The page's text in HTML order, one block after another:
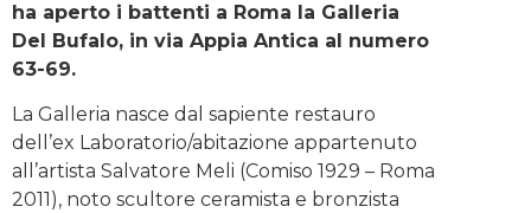
ha aperto i battenti a Roma la Galleria
Del Bufalo, in via Appia Antica al numero
63-69.
La Galleria nasce dal sapiente restauro
dell’ex Laboratorio/abitazione appartenuto
all’artista Salvatore Meli (Comiso 1929 – Roma
2011), noto scultore ceramista e bronzista